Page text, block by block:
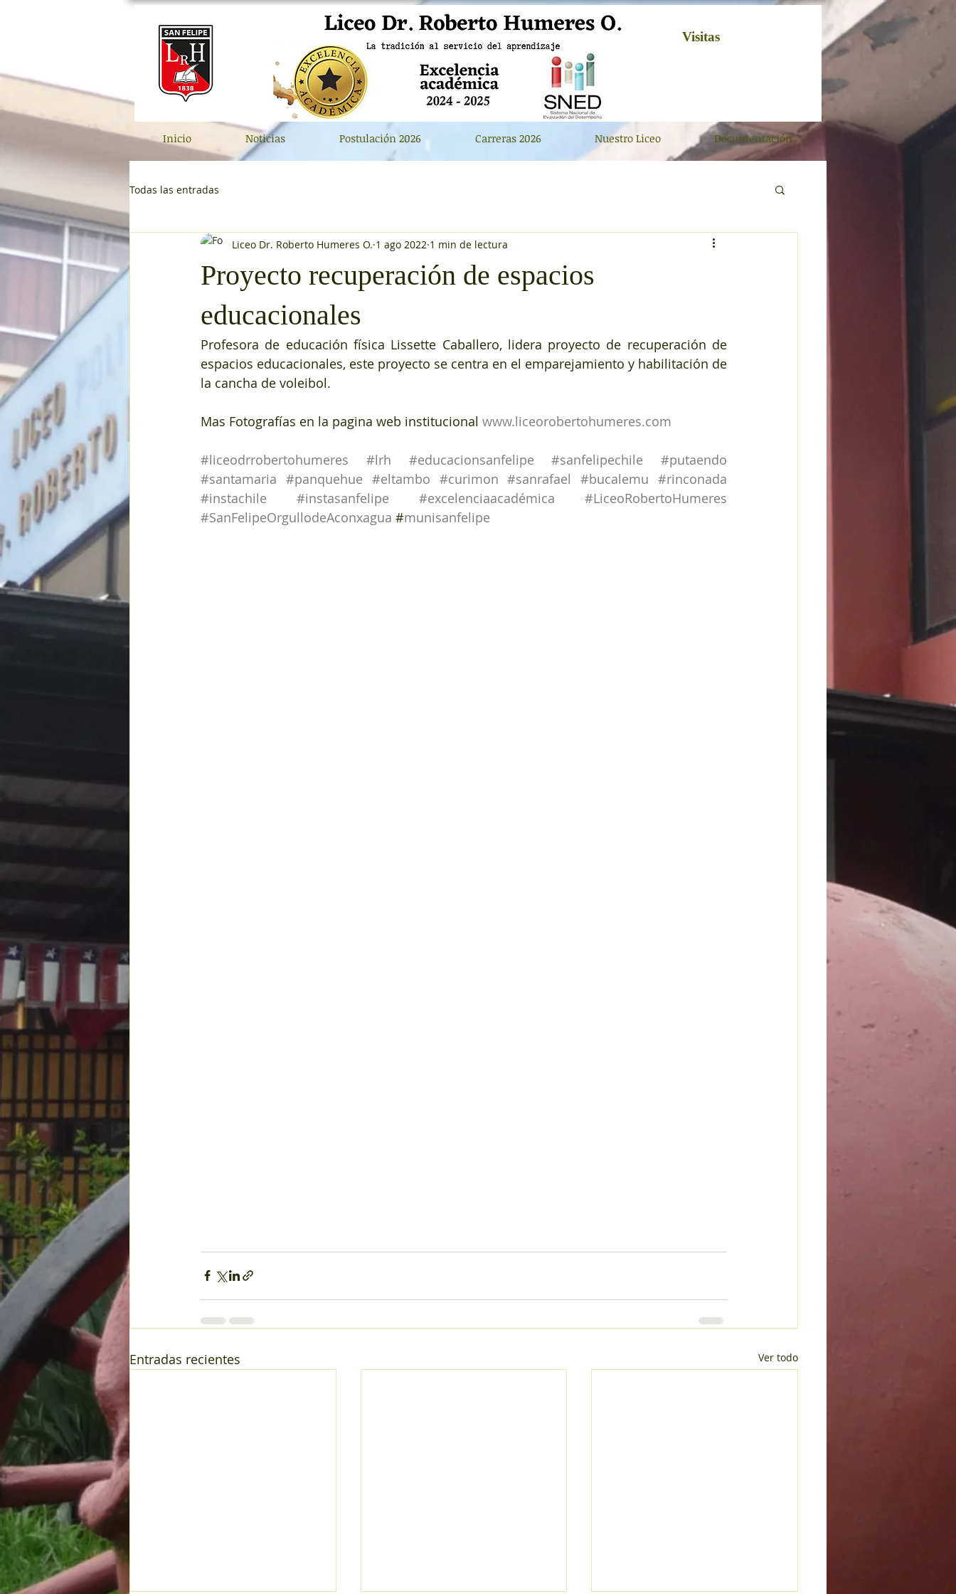
Visitas
Inicio Noticias Postulación 2026 Carreras 2026 Nuestro Liceo Documentación
Todas las entradas
Proyecto recuperación de espacios
educacionales
Liceo Dr. Roberto Humeres O. 1 ago 2022 1 min de lectura
Profesora de educación física Lissette Caballero, lidera proyecto de recuperación de
espacios educacionales, este proyecto se centra en el emparejamiento y habilitación de
la cancha de voleibol.
Mas Fotografías en la pagina web institucional www.liceorobertohumeres.com
#liceodrrobertohumeres #lrh #educacionsanfelipe #sanfelipechile
#putaendo
#santamaria #panquehue #eltambo #curimon #sanrafael #bucalemu #rinconada
#instachile
#instasanfelipe #excelenciaacadémica
#LiceoRobertoHumeres
#SanFelipeOrgullodeAconxagua #munisanfelipe
Entradas recientes Ver todo